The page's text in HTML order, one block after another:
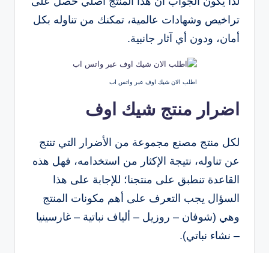
تراخيص وشهادات عالمية، تمكنك من تناوله بكل
أمان، ودون أي آثار جانبية.
اطلب الان شيك اوف عبر واتس اب
اضرار منتج شيك اوف
لكل منتج مصنع مجموعة من الأضرار التي تنتج
عن تناوله، نتيجة الإكثار من استخدامه، فهل هذه
القاعدة تنطبق على منتجنا؛ للإجابة على هذا
السؤال يجب التعرف على أهم مكونات المنتج
وهي (شوفان – روزيل – ألياف نباتية – غارسينيا
– نشاء نباتي).